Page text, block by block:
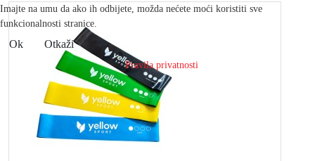
Imajte na umu da ako ih odbijete, možda nećete moći koristiti sve
funkcionalnosti stranice.
Ok Otkaži
Pravila privatnosti